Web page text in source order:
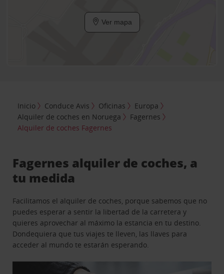
Ver mapa
Inicio Conduce Avis Oficinas
Europa
Alquiler de coches en Noruega
Fagernes
Alquiler de coches Fagernes
Fagernes alquiler de coches, a
tu medida
Facilitamos el alquiler de coches, porque sabemos que no
puedes esperar a sentir la libertad de la carretera y
quieres aprovechar al máximo la estancia en tu destino.
Dondequiera que tus viajes te lleven, las llaves para
acceder al mundo te estarán esperando.